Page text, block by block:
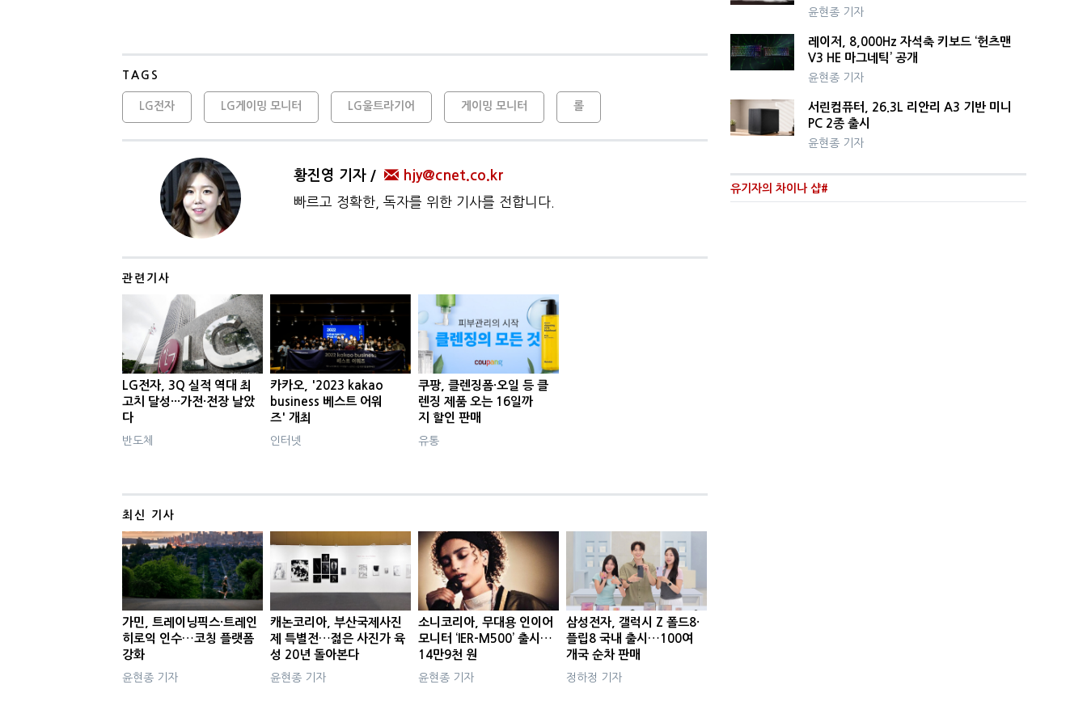
TAGS
LG전자 LG게이밍 모니터 LG울트라기어 게이밍 모니터 롤
황진영 기자 hjy@cnet.co.kr
빠르고 정확한, 독자를 위한 기사를 전합니다.
관련기사
LG전자, 3Q 실적 역대 최
고치 달성···가전·전장 날았
다
반도체
카카오, '2023 kakao
business 베스트 어워
즈' 개최
인터넷
쿠팡, 클렌징폼·오일 등 클
렌징 제품 오는 16일까
지 할인 판매
유통
최신 기사
가민, 트레이닝픽스·트레인
히로익 인수…코칭 플랫폼
강화
윤현종 기자
캐논코리아, 부산국제사진
제 특별전…젊은 사진가 육
성 20년 돌아본다
윤현종 기자
소니코리아, 무대용 인이어
모니터 ‘IER-M500’ 출시…
14만9천 원
윤현종 기자
삼성전자, 갤럭시 Z 폴드8·
플립8 국내 출시…100여
개국 순차 판매
정하정 기자
윤현종 기자
레이저, 8,000Hz 자석축 키보드 ‘헌츠맨
V3 HE 마그네틱’ 공개
윤현종 기자
서린컴퓨터, 26.3L 리안리 A3 기반 미니
PC 2종 출시
윤현종 기자
유기자의 차이나 샵#